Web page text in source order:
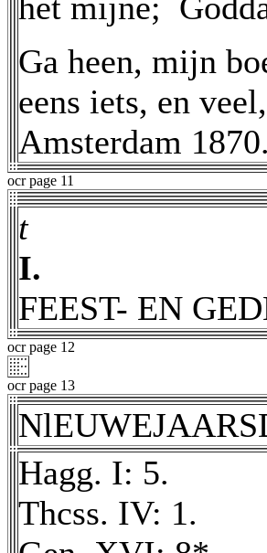
Ga heen, mijn
eens iets, en
Amsterdam 1870.
ocr page 11
t
I.
FEEST- EN
ocr page 12
ocr page 13
Hagg. I: 5.
Thcss. IV: 1.